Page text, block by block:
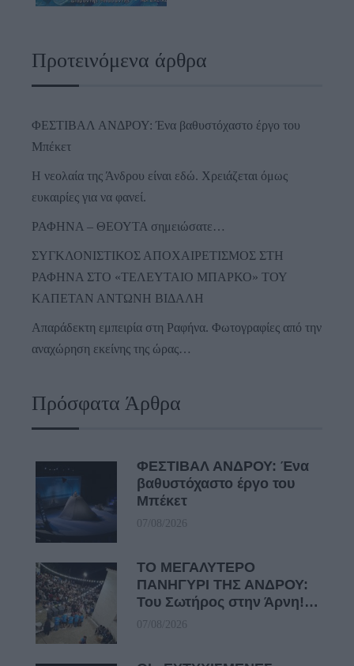
Προτεινόμενα άρθρα
ΦΕΣΤΙΒΑΛ ΑΝΔΡΟΥ: Ένα βαθυστόχαστο έργο του
Μπέκετ
Η νεολαία της Άνδρου είναι εδώ. Χρειάζεται όμως
ευκαιρίες για να φανεί.
ΡΑΦΗΝΑ – ΘΕΟΥΤΑ σημειώσατε…
ΣΥΓΚΛΟΝΙΣΤΙΚΟΣ ΑΠΟΧΑΙΡΕΤΙΣΜΟΣ ΣΤΗ
ΡΑΦΗΝΑ ΣΤΟ «ΤΕΛΕΥΤΑΙΟ ΜΠΑΡΚΟ» ΤΟΥ
ΚΑΠΕΤΑΝ ΑΝΤΩΝΗ ΒΙΔΑΛΗ
Απαράδεκτη εμπειρία στη Ραφήνα. Φωτογραφίες από την
αναχώρηση εκείνης της ώρας…
Πρόσφατα Άρθρα
ΦΕΣΤΙΒΑΛ ΑΝΔΡΟΥ: Ένα
βαθυστόχαστο έργο του
Μπέκετ
07/08/2026
ΤΟ ΜΕΓΑΛΥΤΕΡΟ
ΠΑΝΗΓΥΡΙ ΤΗΣ ΑΝΔΡΟΥ:
Του Σωτήρος στην Άρνη!…
07/08/2026